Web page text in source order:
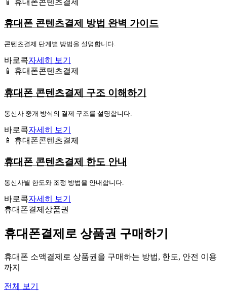
휴대폰 콘텐츠결제 방법 완벽 가이드
콘텐츠결제 단계별 방법을 설명합니다.
바로콕자세히 보기
📱 휴대폰콘텐츠결제
휴대폰 콘텐츠결제 구조 이해하기
통신사 중개 방식의 결제 구조를 설명합니다.
바로콕자세히 보기
📱 휴대폰콘텐츠결제
휴대폰 콘텐츠결제 한도 안내
통신사별 한도와 조정 방법을 안내합니다.
바로콕자세히 보기
휴대폰결제상품권
휴대폰결제로 상품권 구매하기
휴대폰 소액결제로 상품권을 구매하는 방법, 한도, 안전 이용
까지
전체 보기